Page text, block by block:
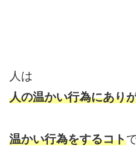
人は
人の温かい行為にあり
温かい行為をするコト